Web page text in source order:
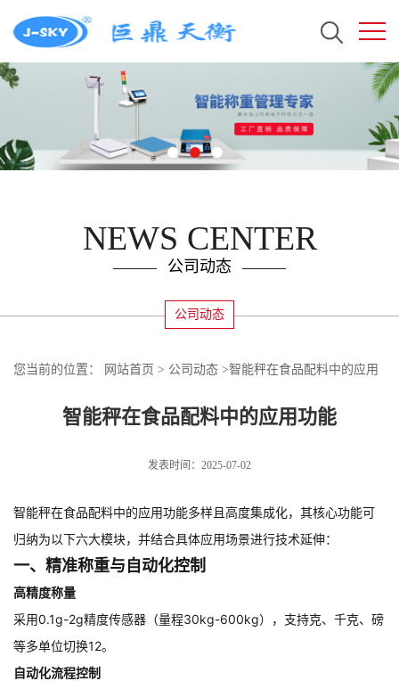
NEWS CENTER
公司动态
公司动态
您当前的位置： 网站首页 > 公司动态 >智能秤在食品配料中的应用
智能秤在食品配料中的应用功能
发表时间：2025-07-02
智能秤在食品配料中的应用功能多样且高度集成化，其核心功能可
归纳为以下六大模块，并结合具体应用场景进行技术延伸：
一、精准称重与自动化控制
高精度称量
采用0.1g-2g精度传感器（量程30kg-600kg），支持克、千克、磅
等多单位切换12。
自动化流程控制